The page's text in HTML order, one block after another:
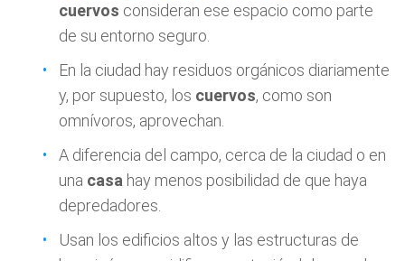
cuervos consideran ese espacio como parte
de su entorno seguro.
En la ciudad hay residuos orgánicos diariamente
y, por supuesto, los cuervos, como son
omnívoros, aprovechan.
A diferencia del campo, cerca de la ciudad o en
una casa hay menos posibilidad de que haya
depredadores.
Usan los edificios altos y las estructuras de